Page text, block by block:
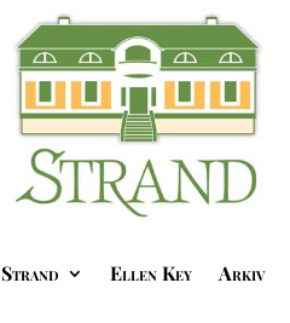
Strand Ellen Key Arkiv